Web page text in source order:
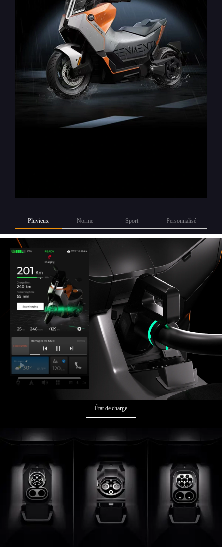
Pluvieux Norme Sport Personnalisé
État de charge